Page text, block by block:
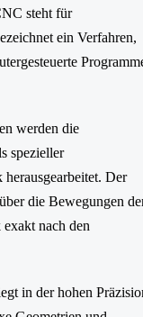
steht für
ein Verfahren,
werden die
spezieller
Der
die Bewegungen
exakt nach den
in der hohen